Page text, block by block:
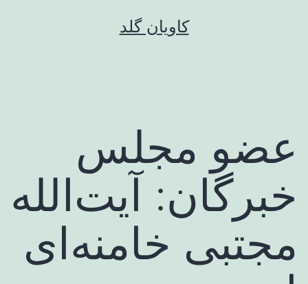
کاویان گلد
عضو مجلس
خبرگان: آیت‌الله
مجتبی خامنه‌ای